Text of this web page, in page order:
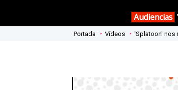
Audiencias
Portada Vídeos 'Splatoon' nos